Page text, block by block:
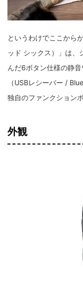
というわけでここから
ッド シックス）」は、
んだ6ボタン仕様の静
（USBレシーバー /
独自のファンクション
外観